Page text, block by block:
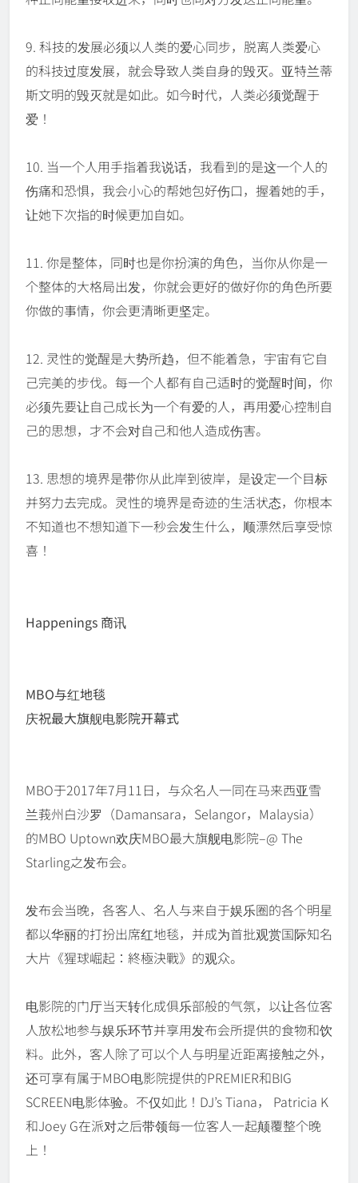
9. 科技的发展必须以人类的爱心同步，脱离人类爱心
的科技过度发展，就会导致人类自身的毁灭。亚特兰蒂
斯文明的毁灭就是如此。如今时代，人类必须觉醒于
爱！
10. 当一个人用手指着我说话，我看到的是这一个人的
伤痛和恐惧，我会小心的帮她包好伤口，握着她的手，
让她下次指的时候更加自如。
11. 你是整体，同时也是你扮演的角色，当你从你是一
个整体的大格局出发，你就会更好的做好你的角色所要
你做的事情，你会更清晰更坚定。
12. 灵性的觉醒是大势所趋，但不能着急，宇宙有它自
己完美的步伐。每一个人都有自己适时的觉醒时间，你
必须先要让自己成长为一个有爱的人，再用爱心控制自
己的思想，才不会对自己和他人造成伤害。
13. 思想的境界是带你从此岸到彼岸，是设定一个目标
并努力去完成。灵性的境界是奇迹的生活状态，你根本
不知道也不想知道下一秒会发生什么，顺漂然后享受惊
喜！
Happenings 商讯
MBO与红地毯
庆祝最大旗舰电影院开幕式
MBO于2017年7月11日，与众名人一同在马来西亚雪
兰莪州白沙罗（Damansara，Selangor，Malaysia）
的MBO Uptown欢庆MBO最大旗舰电影院–@ The
Starling之发布会。
发布会当晚，各客人、名人与来自于娱乐圈的各个明星
都以华丽的打扮出席红地毯，并成为首批观赏国际知名
大片《猩球崛起：終極決戰》的观众。
电影院的门厅当天转化成俱乐部般的气氛，以让各位客
人放松地参与娱乐环节并享用发布会所提供的食物和饮
料。此外，客人除了可以个人与明星近距离接触之外，
还可享有属于MBO电影院提供的PREMIER和BIG
SCREEN电影体验。不仅如此！DJ’s Tiana， Patricia K
和Joey G在派对之后带领每一位客人一起颠覆整个晚
上！